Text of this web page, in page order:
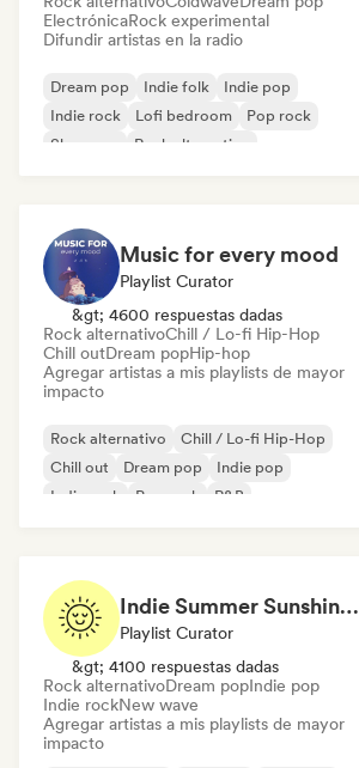
ElectrónicaRock experimental
Difundir artistas en la radio
Dream pop Indie folk
Indie pop
Indie rock
Lofi bedroom
Pop rock
Shoegaze
Rock alternativo
Music for every mood
Playlist Curator
&gt; 4600 respuestas dadas
Rock alternativoChill / Lo-fi Hip-Hop
Chill outDream popHip-hop
Agregar artistas a mis playlists de mayor
impacto
Rock alternativo
Chill / Lo-fi Hip-Hop
Chill out
Dream pop
Indie pop
Indie rock
Pop rock R&B
Indie Summer Sunshine (by Indie Idiots)
Playlist Curator
&gt; 4100 respuestas dadas
Rock alternativoDream popIndie pop
Indie rockNew wave
Agregar artistas a mis playlists de mayor
impacto